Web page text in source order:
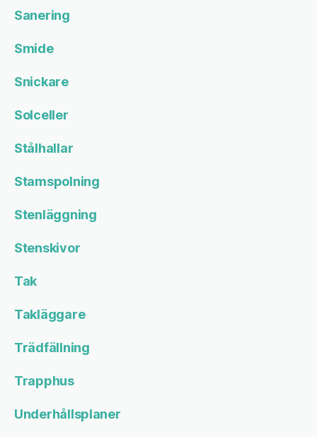
Sanering
Smide
Snickare
Solceller
Stålhallar
Stamspolning
Stenläggning
Stenskivor
Tak
Takläggare
Trädfällning
Trapphus
Underhållsplaner